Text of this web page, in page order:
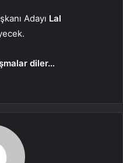
Adayı Lal
diler…